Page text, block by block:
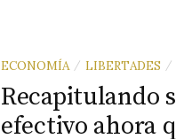
ECONOMÍA / LIBERTADES /
Recapitulando
efectivo ahora